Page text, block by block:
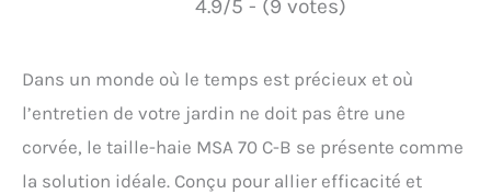
4.9/5 - (9 votes)
Dans un monde où le temps est précieux et où
l’entretien de votre jardin ne doit pas être une
corvée, le taille-haie MSA 70 C-B se présente comme
la solution idéale. Conçu pour allier efficacité et